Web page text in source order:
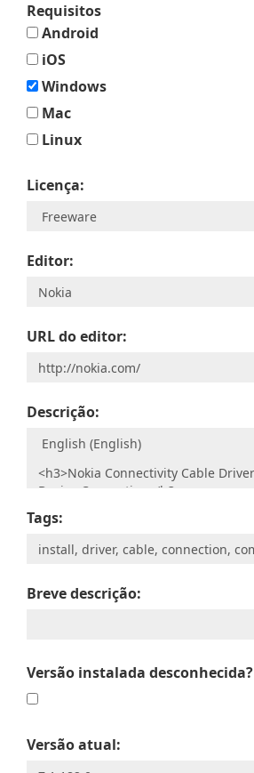
Requisitos
Android
iOS
Windows
Mac
Linux
Licença:
Editor:
URL do editor:
Descrição:
Tags:
Breve descrição:
Versão instalada desconhecida?
Versão atual: